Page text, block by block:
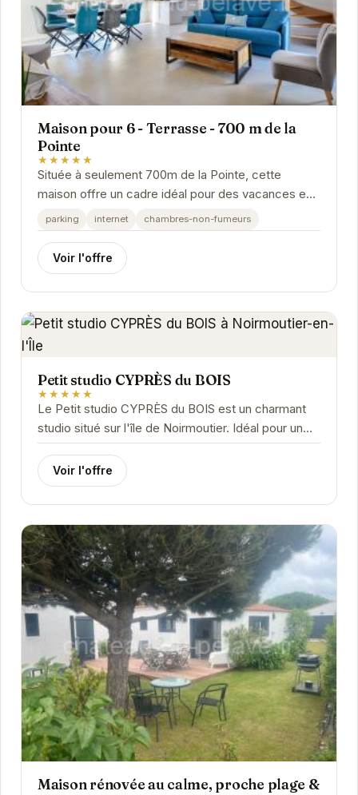
Maison pour 6 - Terrasse - 700 m de la
Pointe
★★★★★
Située à seulement 700m de la Pointe, cette
maison offre un cadre idéal pour des vacances en
famille ou entre amis. Avec sa terrasse, vous
pourrez...
parking internet chambres-non-fumeurs
Voir l'offre
Petit studio CYPRÈS du BOIS
★★★★★
Le Petit studio CYPRÈS du BOIS est un charmant
studio situé sur l'île de Noirmoutier. Idéal pour un
couple ou une petite famille, il offre un...
Voir l'offre
Maison rénovée au calme, proche plage &